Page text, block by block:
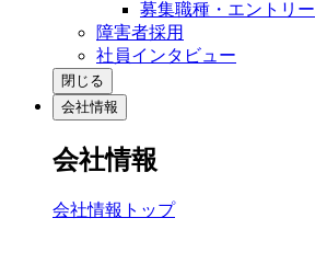
募集職種・エントリー
障害者採用
社員インタビュー
閉じる
会社情報
会社情報
会社情報トップ